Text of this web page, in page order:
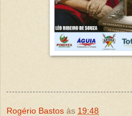
Rogério Bastos às 19:48